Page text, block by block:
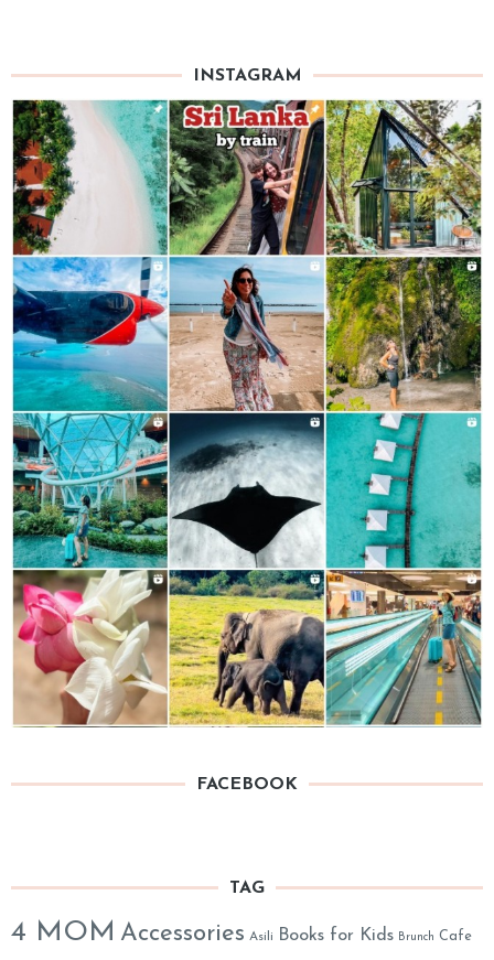
INSTAGRAM
FACEBOOK
TAG
4 MOM Accessories Asili Books for Kids Brunch Cafe